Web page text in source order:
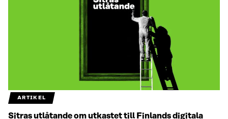
ARTIKEL
Sitras utlåtande om utkastet till Finlands digitala